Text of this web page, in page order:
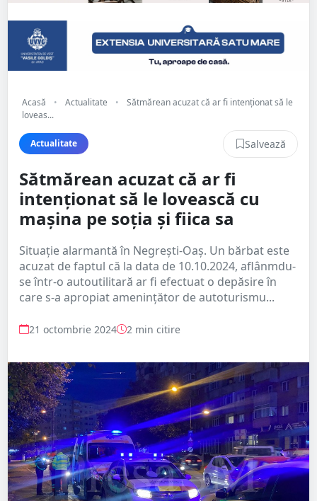
Acasă • Actualitate •
Sătmărean acuzat că ar fi intenționat să le
loveas...
Actualitate Salvează
Sătmărean acuzat că ar fi
intenționat să le lovească cu
mașina pe soția și fiica sa
Situație alarmantă în Negrești-Oaș. Un bărbat este
acuzat de faptul că la data de 10.10.2024, aflânmdu-
se într-o autoutilitară ar fi efectuat o depăsire în
care s-a apropiat ameninţător de autoturismu...
21 octombrie 2024 2 min citire